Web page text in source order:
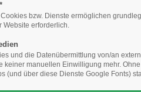
Mon - Fri
(GMT +1)
Presse / Flyer / Filme
bzw. Dienste ermöglichen
Website erforderlich.
und die Datenübermittlung von/an
keiner manuellen Einwilligung mehr.
(und über diese Dienste Google Fonts)